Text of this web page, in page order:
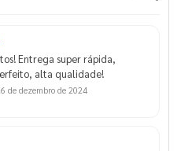
Entrega super rápida,
alta qualidade!
de dezembro de 2024